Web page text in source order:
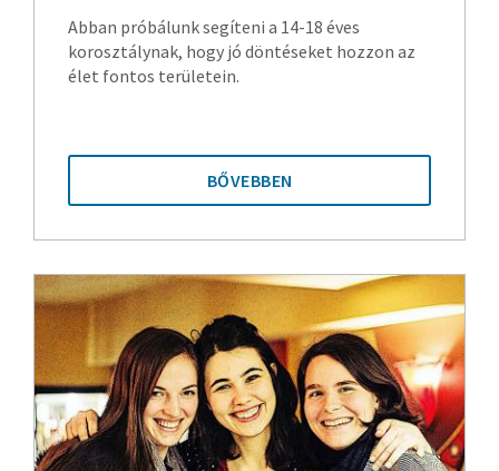
Abban próbálunk segíteni a 14-18 éves
korosztálynak, hogy jó döntéseket hozzon az
élet fontos területein.
BŐVEBBEN